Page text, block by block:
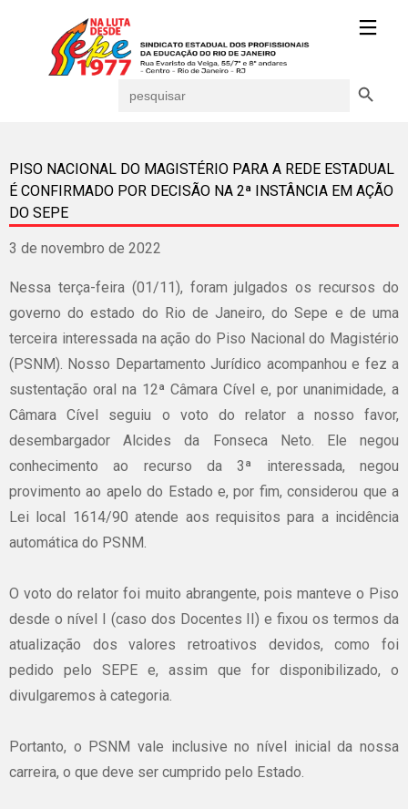
for:
PISO NACIONAL DO MAGISTÉRIO PARA A REDE ESTADUAL
É CONFIRMADO POR DECISÃO NA 2ª INSTÂNCIA EM AÇÃO
DO SEPE
3 de novembro de 2022
Nessa terça-feira (01/11), foram julgados os recursos do
governo do estado do Rio de Janeiro, do Sepe e de uma
terceira interessada na ação do Piso Nacional do Magistério
(PSNM). Nosso Departamento Jurídico acompanhou e fez a
sustentação oral na 12ª Câmara Cível e, por unanimidade, a
Câmara Cível seguiu o voto do relator a nosso favor,
desembargador Alcides da Fonseca Neto. Ele negou
conhecimento ao recurso da 3ª interessada, negou
provimento ao apelo do Estado e, por fim, considerou que a
Lei local 1614/90 atende aos requisitos para a incidência
automática do PSNM.
O voto do relator foi muito abrangente, pois manteve o Piso
desde o nível I (caso dos Docentes II) e fixou os termos da
atualização dos valores retroativos devidos, como foi
pedido pelo SEPE e, assim que for disponibilizado, o
divulgaremos à categoria.
Portanto, o PSNM vale inclusive no nível inicial da nossa
carreira, o que deve ser cumprido pelo Estado.